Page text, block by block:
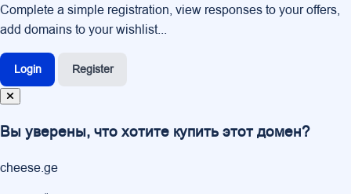
Complete a simple registration, view responses to your offers,
add domains to your wishlist...
Login Register
Вы уверены, что хотите купить этот домен?
cheese.ge